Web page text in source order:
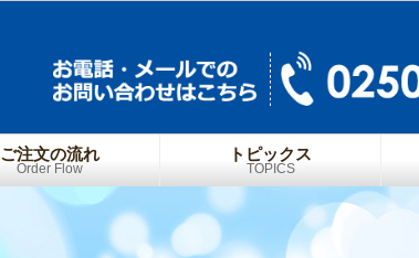
ご注文の流れ
Order Flow
トピックス
TOPICS